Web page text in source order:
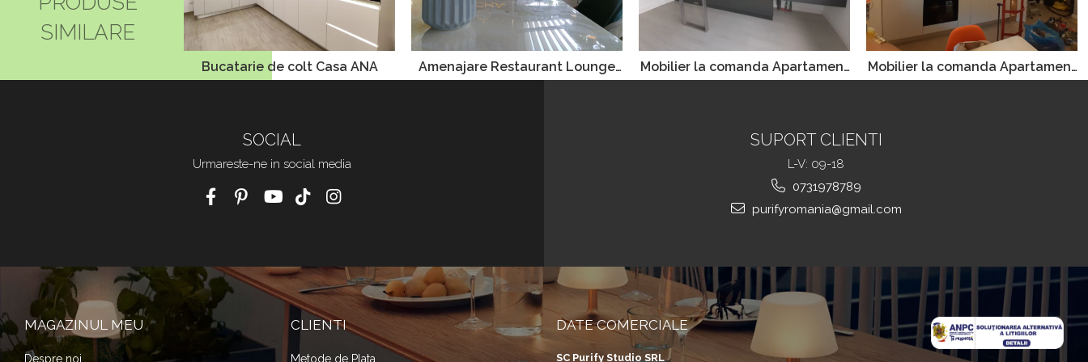
SIMILARE
Bucatarie de colt Casa ANA
Amenajare Restaurant Lounge
Loka
Mobilier la comanda Apartament
Ghencea
Mobilier la comanda Apartament
Craiova
SOCIAL
Urmareste-ne in social media
SUPORT CLIENTI
L-V: 09-18
0731978789
purifyromania@gmail.com
MAGAZINUL MEU
Despre noi
CLIENTI
Metode de Plata
DATE COMERCIALE
SC Purify Studio SRL